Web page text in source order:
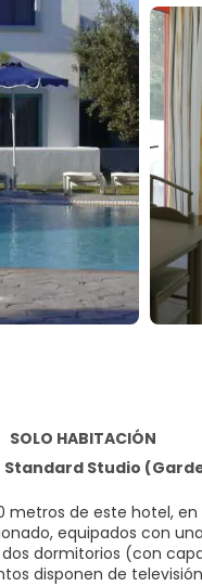
SOLO HABITACIÓN
Standard Studio
de este hotel,
equipados con
dormitorios (con
disponen de